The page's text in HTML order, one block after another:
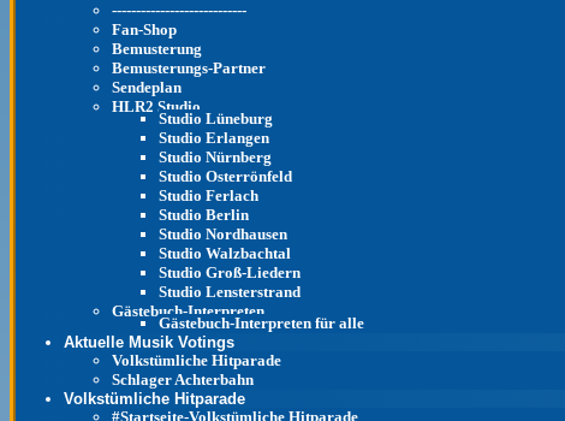
----------------------------
Fan-Shop
Bemusterung
Bemusterungs-Partner
Sendeplan
HLR2 Studio
Studio Lüneburg
Studio Erlangen
Studio Nürnberg
Studio Osterrönfeld
Studio Ferlach
Studio Berlin
Studio Nordhausen
Studio Walzbachtal
Studio Groß-Liedern
Studio Lensterstrand
Gästebuch-Interpreten
Gästebuch-Interpreten für alle
Aktuelle Musik Votings
Volkstümliche Hitparade
Schlager Achterbahn
Volkstümliche Hitparade
#Startseite-Volkstümliche Hitparade